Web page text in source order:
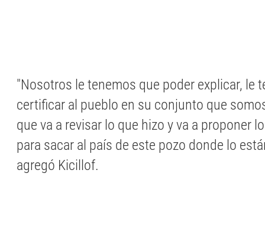
"Nosotros le tenemos que poder explicar, le
certificar al pueblo en su conjunto que
que va a revisar lo que hizo y va a proponer
para sacar al país de este pozo donde lo
agregó Kicillof.